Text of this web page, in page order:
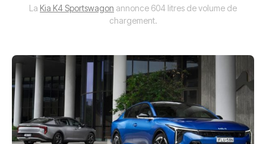
La Kia K4 Sportswagon annonce 604 litres de volume de
chargement.